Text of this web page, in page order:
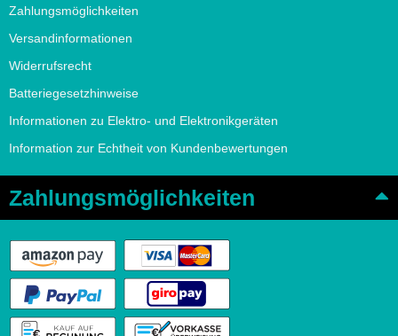
Zahlungsmöglichkeiten
Versandinformationen
Widerrufsrecht
Batteriegesetzhinweise
Informationen zu Elektro- und Elektronikgeräten
Information zur Echtheit von Kundenbewertungen
Zahlungsmöglichkeiten